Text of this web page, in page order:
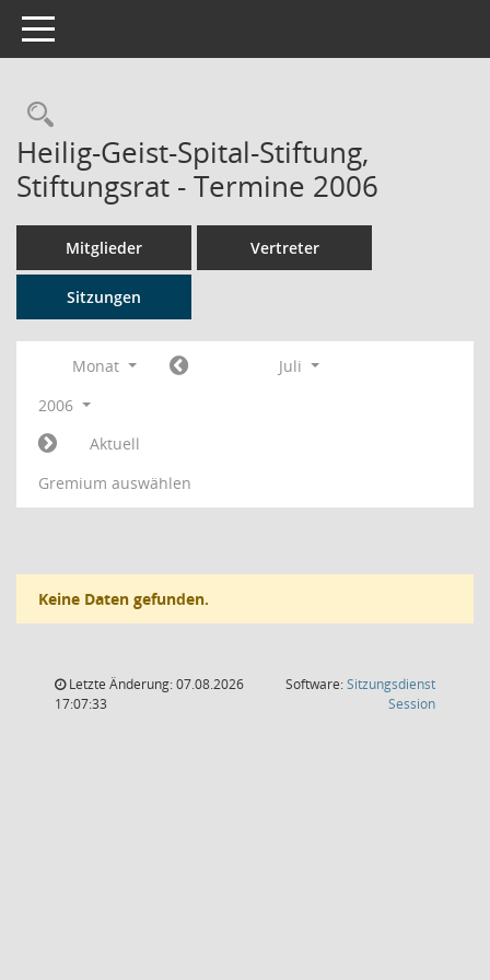
Toggle navigation
Rechercheauswahl
Heilig-Geist-Spital-Stiftung,
Stiftungsrat - Termine 2006
Mitglieder Vertreter
Sitzungen
Monat
Juli
2006
Aktuell
Gremium auswählen
Keine Daten gefunden.
Letzte Änderung: 07.08.2026
17:07:33
Software:Sitzungsdienst
Session(Wird in